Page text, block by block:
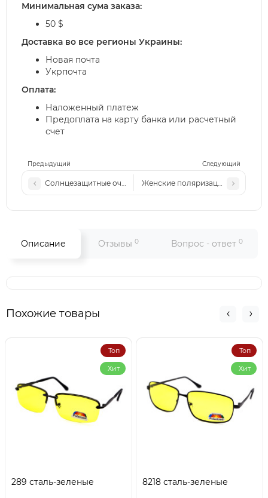
Предыдущий Следующий
Солнцезащитные очки Polarized Ch P823 c2
Женские поляризационные
Минимальная сума заказа:
50 $
Доставка во все регионы Украины:
Новая почта
Укрпочта
Оплата:
Наложенный платеж
Предоплата на карту банка или расчетный
счет
Описание Отзывы 0 Вопрос - ответ 0
Похожие товары
Топ
Хит
289 сталь-зеленые
Топ
Хит
8218 сталь-зеленые